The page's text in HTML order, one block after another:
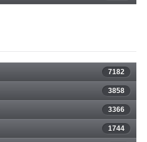
7182
3858
3366
1744